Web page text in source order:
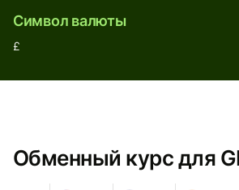
Символ валюты
£
Обменный курс для